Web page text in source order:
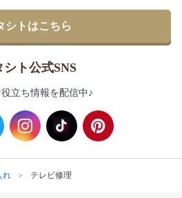
シトはこちら
シト公式SNS
立ち情報を配信中♪
れ テレビ修理